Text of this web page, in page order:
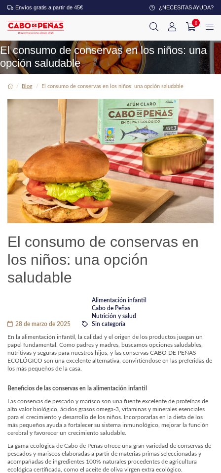
Envíos gratis a partir de 45€ ¿NECESITAS AYUDA?
0
El consumo de conservas en los niños: una
opción saludable
Blog El consumo de conservas en los niños: una opción saludable
El consumo de conservas en
los niños: una opción
saludable
28 de marzo de 2025
Alimentación infantil
Cabo de Peñas
Nutrición y salud
Sin categoría
En la alimentación infantil, la calidad y el origen de los productos juegan un
papel fundamental. Como padres y madres, buscamos opciones saludables,
nutritivas y seguras para nuestros hijos, y las conservas CABO DE PEÑAS
ECOLÓGICO son una excelente alternativa, convirtiéndose en las preferidas de
los más pequeños de la casa.
Beneficios de las conservas en la alimentación infantil
Las conservas de pescado y marisco son una fuente excelente de proteínas de
alto valor biológico, ácidos grasos omega-3, vitaminas y minerales esenciales
para el crecimiento y desarrollo de los niños. Incorporarlas en la dieta de los
más pequeños ayuda a fortalecer su sistema inmunológico, mejorar la función
cerebral y favorecer un crecimiento saludable.
La gama ecológica de Cabo de Peñas ofrece una gran variedad de conservas de
pescados y mariscos elaboradas a partir de materias primas seleccionadas y
acompañadas de ingredientes 100% naturales procedentes de agricultura
ecológica certificada, como el aceite de oliva virgen extra ecológico.